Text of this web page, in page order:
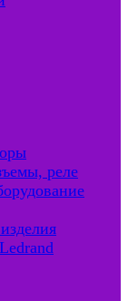
реле